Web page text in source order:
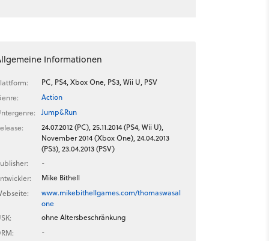
Informationen
PC, PS4, Xbox One, PS3, Wii U, PSV
Action
Jump&Run
24.07.2012 (PC), 25.11.2014 (PS4, Wii U),
November 2014 (Xbox One), 24.04.2013
(PS3), 23.04.2013 (PSV)
-
Mike Bithell
www.mikebithellgames.com/thomaswasal
one
ohne Altersbeschränkung
-